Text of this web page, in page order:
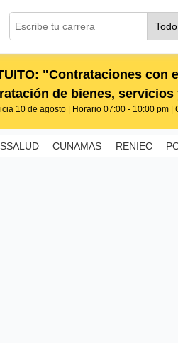
"Contrataciones
de bienes,
10 de agosto | Horario 07:00 - 10:00 pm
CUNAMAS RENIEC